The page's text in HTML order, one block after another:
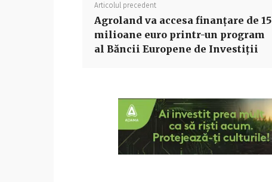
Articolul precedent
Agroland va accesa finanţare de 15
milioane euro printr-un program
al Băncii Europene de Investiţii